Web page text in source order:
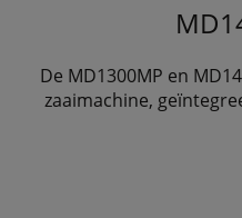
De MD1300MP en
zaaimachine,